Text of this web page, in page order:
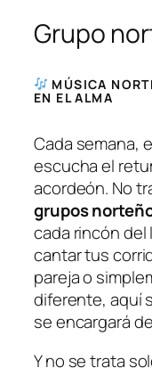
Grupo
MÚSICA
EN EL ALMA
Cada semana,
escucha el
acordeón. No
grupos
cada rincón del
cantar tus
pareja o
diferente, aquí
se encargará
Y no se trata